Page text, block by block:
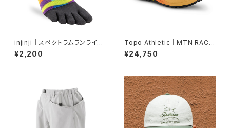
injinji｜スペクトラムランライト
ウェイトノーショウ（バージャー）
¥2,200
Topo Athletic｜MTN RACE
R 4 Mango/Black
¥24,750